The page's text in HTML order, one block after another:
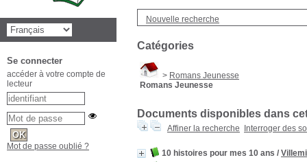
Nouvelle recherche
Catégories
> Romans Jeunesse
Romans Jeunesse
Documents disponibles dans
Affiner la recherche Interroger des
10 histoires pour mes 10 ans /
Se connecter
accéder à votre compte de
lecteur
Mot de passe oublié ?